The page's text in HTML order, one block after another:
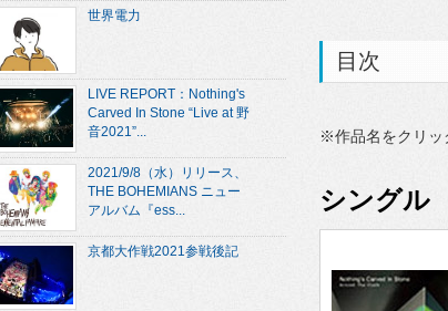
目次
※作品名をクリッ
シングル
世界電力
LIVE REPORT：Nothing's
Carved In Stone “Live at 野
音2021”...
2021/9/8（水）リリース、
THE BOHEMIANS ニュー
アルバム『ess...
京都大作戦2021参戦後記